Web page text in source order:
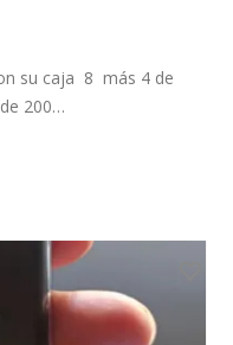
su caja 8 más 4 de
200…